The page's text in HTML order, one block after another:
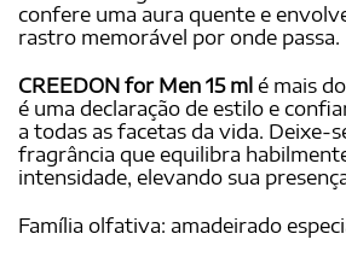
confere uma aura quente e
rastro memorável por onde passa.
CREEDON for Men 15 ml é mais
é uma declaração de estilo e
a todas as facetas da vida. Deixe-
fragrância que equilibra
intensidade, elevando sua
Família olfativa: amadeirado